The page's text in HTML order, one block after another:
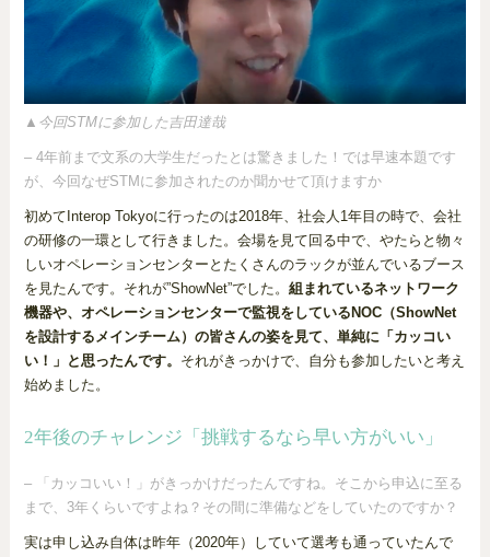
▲今回STMに参加した吉田達哉
– 4年前まで文系の大学生だったとは驚きました！では早速本題です
が、今回なぜSTMに参加されたのか聞かせて頂けますか
初めてInterop Tokyoに行ったのは2018年、社会人1年目の時で、会社
の研修の一環として行きました。会場を見て回る中で、やたらと物々
しいオペレーションセンターとたくさんのラックが並んでいるブース
を見たんです。それが”ShowNet”でした。 組まれているネットワーク
機器や、オペレーションセンターで監視をしているNOC（ShowNet
を設計するメインチーム）の皆さんの姿を見て、単純に「カッコい
い！」と思ったんです。 それがきっかけで、自分も参加したいと考え
始めました。
2年後のチャレンジ「挑戦するなら早い方がいい」
– 「カッコいい！」がきっかけだったんですね。そこから申込に至る
まで、3年くらいですよね？その間に準備などをしていたのですか？
実は申し込み自体は昨年（2020年）していて選考も通っていたんで